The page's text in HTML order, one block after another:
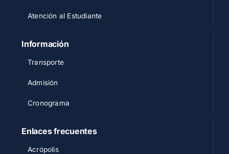
Atención al Estudiante
Información
Transporte
Admisión
Cronograma
Enlaces frecuentes
Acrópolis